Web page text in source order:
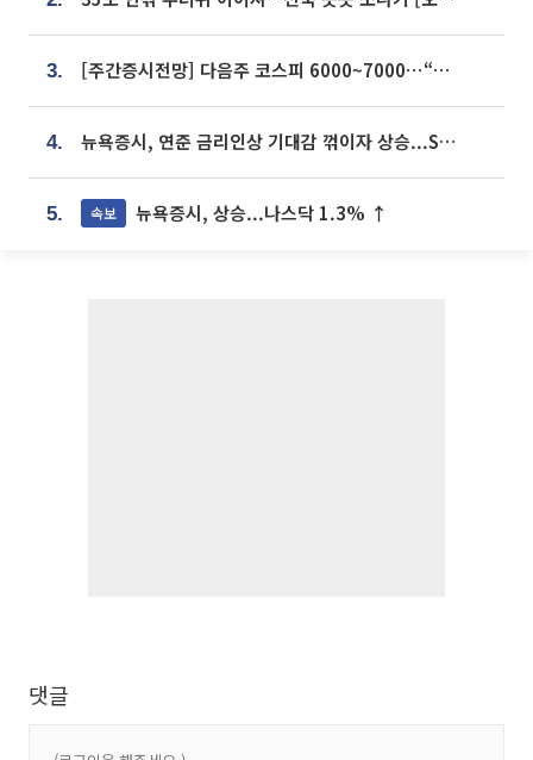
3. [주간증시전망] 다음주 코스피 6000~7000⋯“外人 수급은 정책이 변수”
4. 뉴욕증시, 연준 금리인상 기대감 꺾이자 상승...S&P500 사상 최고치 [종합]
5. 속보 뉴욕증시, 상승...나스닥 1.3% ↑
댓글